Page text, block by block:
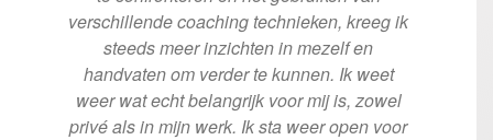
verschillende coaching technieken, kreeg ik
steeds meer inzichten in mezelf en
handvaten om verder te kunnen. Ik weet
weer wat echt belangrijk voor mij is, zowel
privé als in mijn werk. Ik sta weer open voor